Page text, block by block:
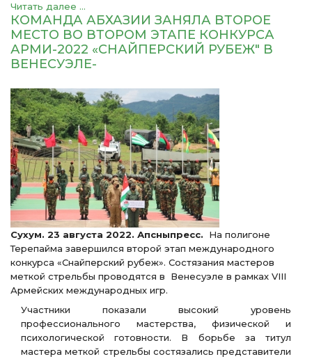
Читать далее ...
КОМАНДА АБХАЗИИ ЗАНЯЛА ВТОРОЕ
МЕСТО ВО ВТОРОМ ЭТАПЕ КОНКУРСА
АРМИ-2022 «СНАЙПЕРСКИЙ РУБЕЖ" В
ВЕНЕСУЭЛЕ-
Сухум. 23 августа 2022. Апсныпресс.
На полигоне
Терепайма завершился второй этап международного
конкурса «Снайперский рубеж». Состязания мастеров
меткой стрельбы проводятся в Венесуэле в рамках VIII
Армейских международных игр.
Участники показали высокий уровень
профессионального мастерства, физической и
психологической готовности. В борьбе за титул
мастера меткой стрельбы состязались представители